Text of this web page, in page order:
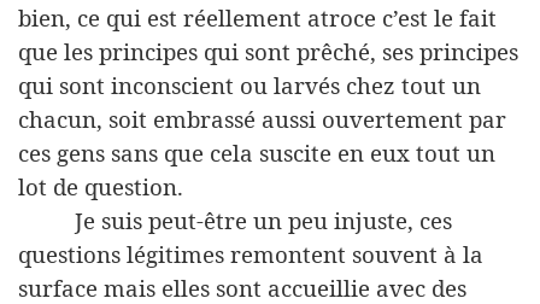
bien, ce qui est réellement atroce c’est le fait
que les principes qui sont prêché, ses principes
qui sont inconscient ou larvés chez tout un
chacun, soit embrassé aussi ouvertement par
ces gens sans que cela suscite en eux tout un
lot de question.
Je suis peut-être un peu injuste, ces
questions légitimes remontent souvent à la
surface mais elles sont accueillie avec des